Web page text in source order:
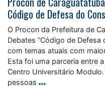
Código de Defesa do
O Procon da Prefeitura de
Debates “Código de Defesa
com temas atuais com
Esta foi uma parceria entre
Centro Universitário
pessoas